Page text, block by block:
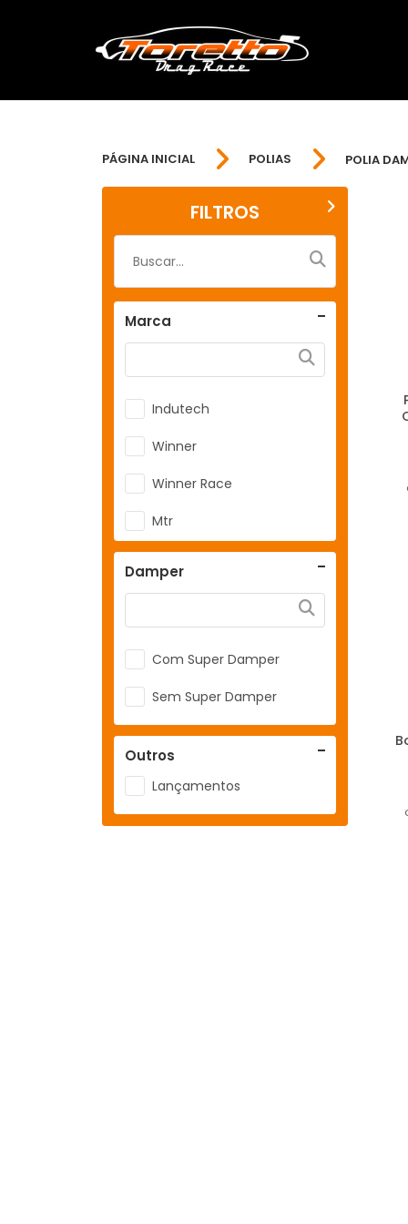
PÁGINA INICIAL POLIAS POLIA
FILTROS
Marca
Indutech
Winner
Winner Race
Mtr
Damper
Com Super Damper
Sem Super Damper
Outros
Lançamentos